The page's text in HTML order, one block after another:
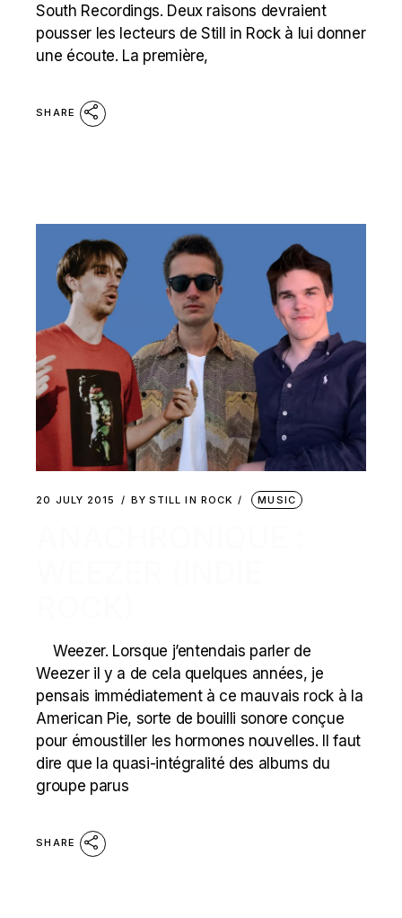
South Recordings. Deux raisons devraient
pousser les lecteurs de Still in Rock à lui donner
une écoute. La première,
SHARE
20 JULY 2015 BY STILL IN ROCK MUSIC
Weezer. Lorsque j’entendais parler de
Weezer il y a de cela quelques années, je
pensais immédiatement à ce mauvais rock à la
American Pie, sorte de bouilli sonore conçue
pour émoustiller les hormones nouvelles. Il faut
dire que la quasi-intégralité des albums du
groupe parus
SHARE